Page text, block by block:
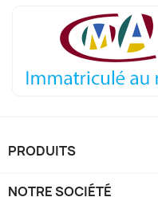
PRODUITS
NOTRE SOCIÉTÉ